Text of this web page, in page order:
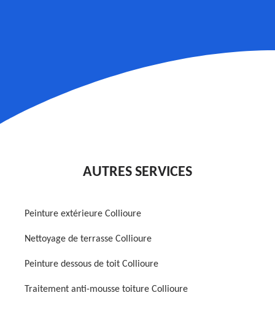
AUTRES SERVICES
Peinture extérieure Collioure
Nettoyage de terrasse Collioure
Peinture dessous de toit Collioure
Traitement anti-mousse toiture Collioure